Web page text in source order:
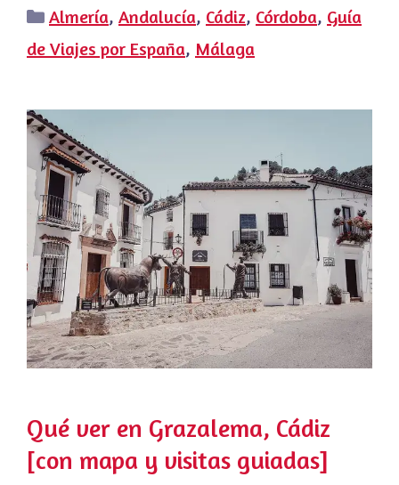
Categorías
Almería, Andalucía, Cádiz, Córdoba, Guía
de Viajes por España, Málaga
Qué ver en Grazalema, Cádiz
[con mapa y visitas guiadas]